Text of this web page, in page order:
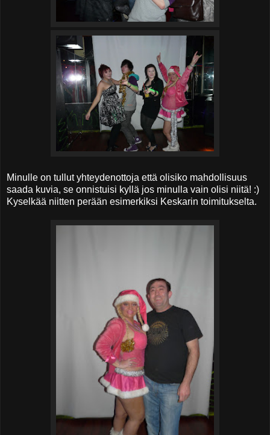
Minulle on tullut yhteydenottoja että olisiko mahdollisuus
saada kuvia, se onnistuisi kyllä jos minulla vain olisi niitä! :)
Kyselkää niitten perään esimerkiksi Keskarin toimitukselta.